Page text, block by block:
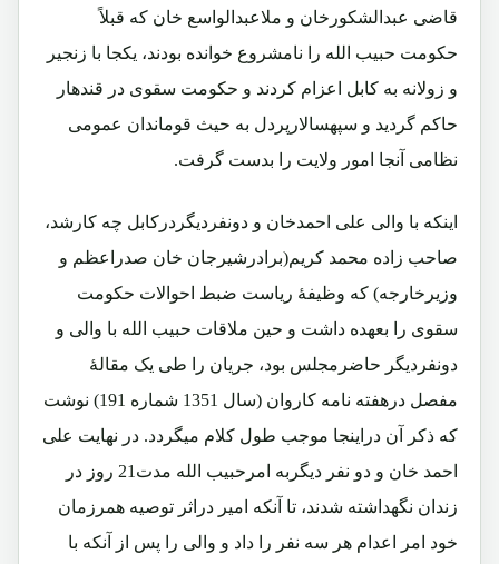
قاضی عبدالشکورخان و ملاعبدالواسع خان که قبلاً
حکومت حبیب الله را نامشروع خوانده بودند، یکجا با زنجیر
و زولانه به کابل اعزام کردند و حکومت سقوی در قندهار
حاکم گردید و سپهسالارپردل به حیث قوماندان عمومی
نظامی آنجا امور ولایت را بدست گرفت.
اینکه با والی علی احمدخان و دونفردیگردرکابل چه کارشد،
صاحب زاده محمد کریم(برادرشیرجان خان صدراعظم و
وزیرخارجه) که وظیفۀ ریاست ضبط احوالات حکومت
سقوی را بعهده داشت و حین ملاقات حبیب الله با والی و
دونفردیگر حاضرمجلس بود، جریان را طی یک مقالۀ
مفصل درهفته نامه کاروان (سال 1351 شماره 191) نوشت
که ذکر آن دراینجا موجب طول کلام میگردد. در نهایت علی
احمد خان و دو نفر دیگربه امرحبیب الله مدت21 روز در
زندان نگهداشته شدند، تا آنکه امیر دراثر توصیه همرزمان
خود امر اعدام هر سه نفر را داد و والی را پس از آنکه با